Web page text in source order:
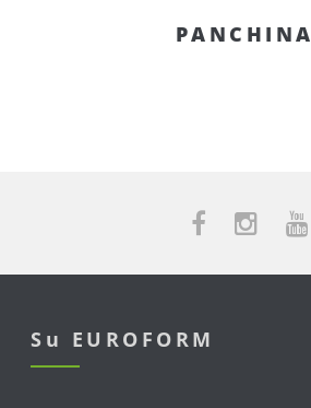
PANCHINA
Su EUROFORM